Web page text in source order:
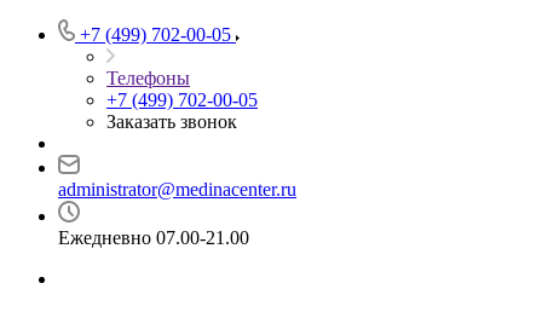
+7 (499) 702-00-05
Телефоны
+7 (499) 702-00-05
Заказать звонок
administrator@medinacenter.ru
Ежедневно 07.00-21.00